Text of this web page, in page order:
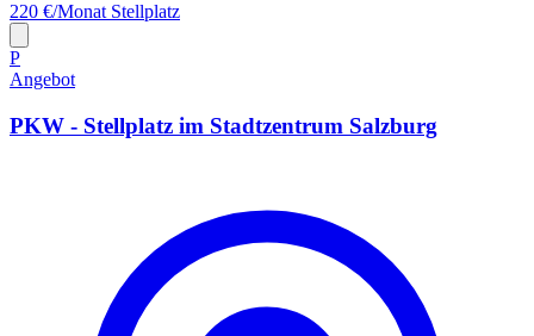
220 €/Monat Stellplatz
P
Angebot
PKW - Stellplatz im Stadtzentrum Salzburg